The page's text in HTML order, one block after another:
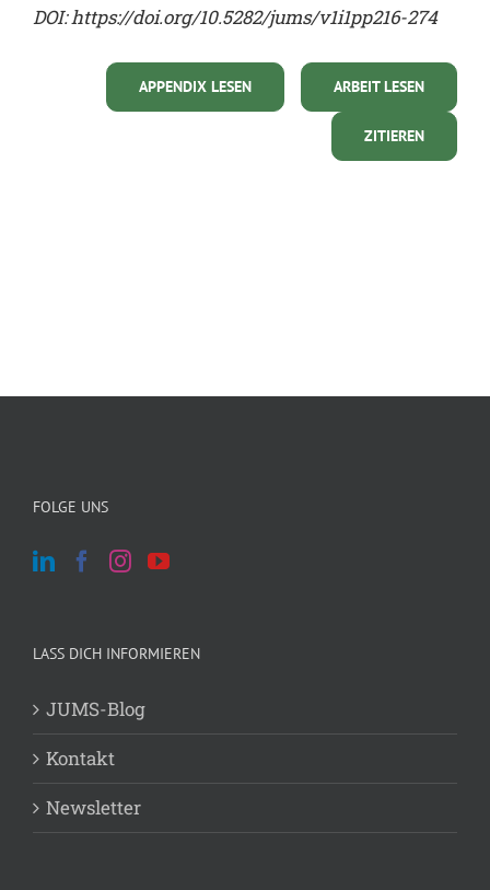
DOI:https://doi.org/10.5282/jums/v1i1pp216-274
ARBEIT LESEN
APPENDIX LESEN
ZITIEREN
FOLGE UNS
LASS DICH INFORMIEREN
JUMS-Blog
Kontakt
Newsletter